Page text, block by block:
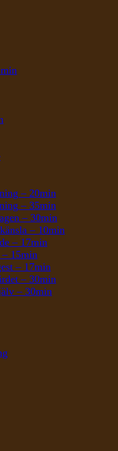
– 20min
– 35min
– 30min
– 10min
– 17min
15min
– 17min
– 30min
– 30min